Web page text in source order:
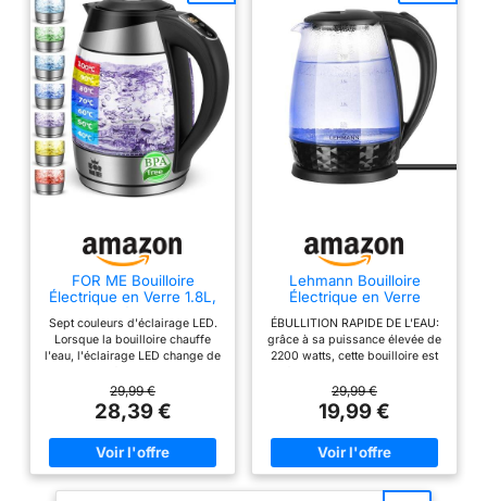
FOR ME Bouilloire
Électrique en Verre 1.8L,
Température,
Température Réglable à
Partir de 40°C à 100°C,
Couleurs, Fonction de
Maintien au Chaud, Sans
BPA
Sept couleurs d'éclairage LED.
Lorsque la bouilloire chauffe
l'eau, l'éclairage LED change de
suivant : blanc, vert, bleu clair,
bleu, violet, jaune et rouge.
Sélection de température de 40
à 100 °C avec variation de 10 °C
par pas. Affichage numérique
de la température avec touches
29,99 €
28,39 €
Lehmann Bouilloire
Électrique en Verre
LHOEK-2220C 2L 2200W
avec Réservoir Éclairé
LED et Socle Décoré,
Ébullition Rapide, Grande
ÉBULLITION RAPIDE DE L'EAU:
grâce à sa puissance élevée de
2200 watts, cette bouilloire est
du temps, surtout si vous avez
besoin d'eau chaude
rapidement GRANDE CAPACITÉ
DE 2 LITRES: vous permet de
faire bouillir plus d'eau à la
fois, ce qui convient pour
29,99 €
19,99 €